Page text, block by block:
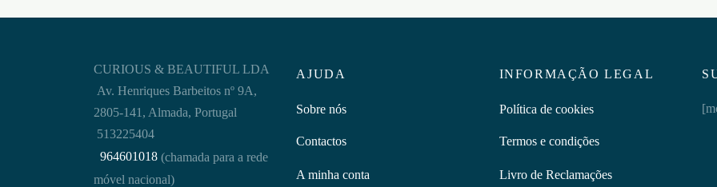
AJUDA
Sobre nós
Contactos
A minha conta
INFORMAÇÃO LEGAL
Política de cookies
Termos e condições
Livro de Reclamações
CURIOUS & BEAUTIFUL LDA
Av. Henriques Barbeitos nº 9A,
2805-141, Almada, Portugal
513225404
964601018 (chamada para a rede
móvel nacional)